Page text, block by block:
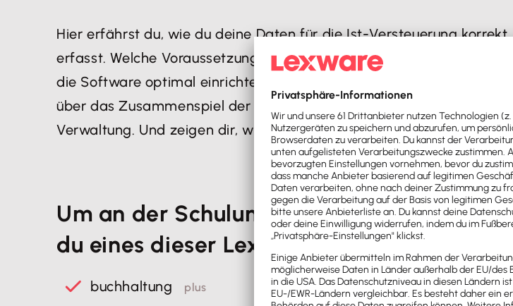
Hier erfährst du, wie du deine Daten für die Ist-Versteuerung korrekt
erfasst. Welche Voraussetzungen gegeben sein müssen und wie du
die Software optimal einrichtest. Darüber hinaus informieren wir dich
über das Zusammenspiel der Ist-Versteuerung mit der Offenen-
Verwaltung. Und zeigen dir, wie du korrekte Auswertungen erhältst.
Um an der Schulung teilzunehmen, solltest
du eines dieser Lexware Programme nutzen:
buchhaltung plus